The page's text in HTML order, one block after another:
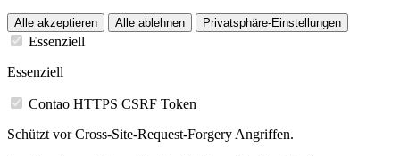
Alle akzeptieren Alle ablehnen Privatsphäre-Einstellungen
Essenziell
Essenziell
Contao HTTPS CSRF Token
Schützt vor Cross-Site-Request-Forgery Angriffen.